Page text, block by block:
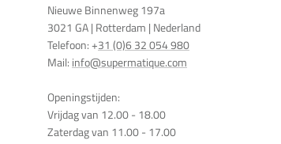
Nieuwe Binnenweg 197a
3021 GA | Rotterdam | Nederland
Telefoon: +31 (0)6 32 054 980
Mail: info@supermatique.com
Openingstijden:
Vrijdag van 12.00 - 18.00
Zaterdag van 11.00 - 17.00